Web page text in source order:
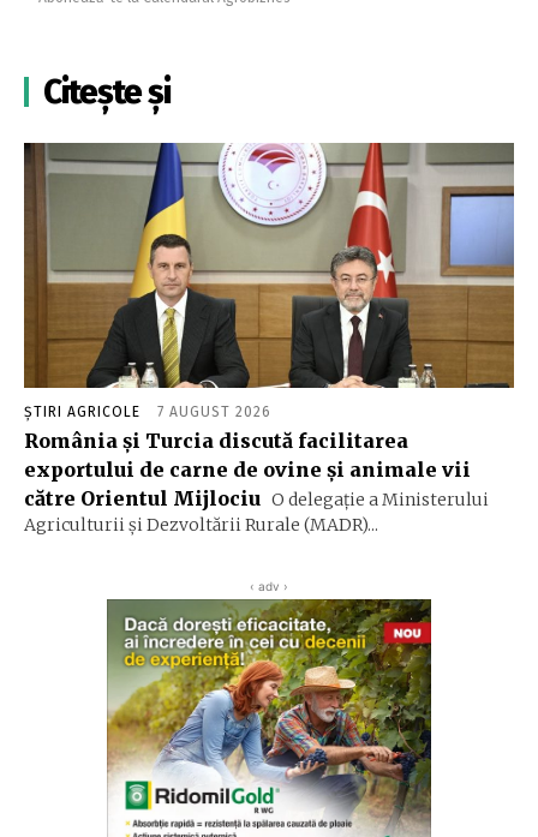
Citește și
ȘTIRI AGRICOLE 7 AUGUST 2026
România și Turcia discută facilitarea
exportului de carne de ovine și animale vii
către Orientul Mijlociu O delegație a Ministerului
Agriculturii și Dezvoltării Rurale (MADR)...
‹ adv ›